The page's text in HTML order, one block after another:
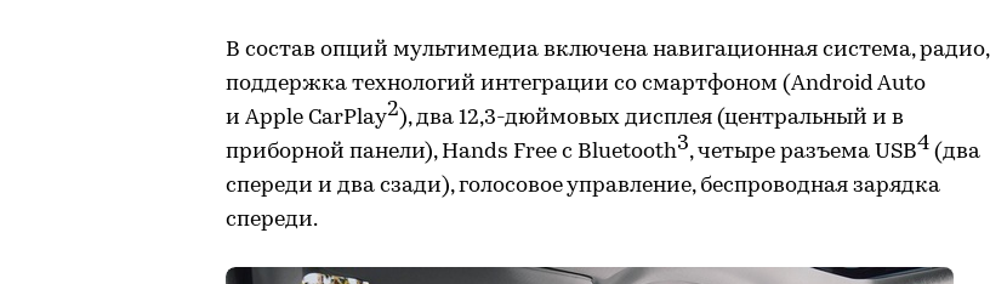
В состав опций мультимедиа включена навигационная система, радио,
поддержка технологий интеграции со смартфоном (Android Auto
и Apple CarPlay2), два 12,3-дюймовых дисплея (центральный и в
приборной панели), Hands Free с Bluetooth3, четыре разъема USB4 (два
спереди и два сзади), голосовое управление, беспроводная зарядка
спереди.